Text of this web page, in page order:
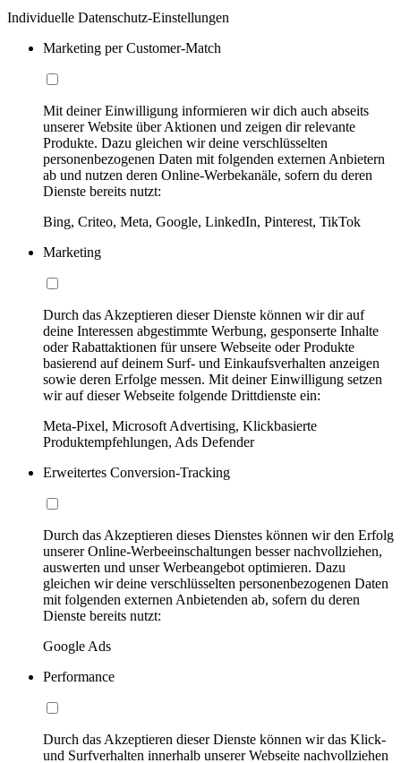
Individuelle Datenschutz-Einstellungen
Marketing per Customer-Match
Mit deiner Einwilligung informieren wir dich auch abseits
unserer Website über Aktionen und zeigen dir relevante
Produkte. Dazu gleichen wir deine verschlüsselten
personenbezogenen Daten mit folgenden externen Anbietern
ab und nutzen deren Online-Werbekanäle, sofern du deren
Dienste bereits nutzt:
Bing, Criteo, Meta, Google, LinkedIn, Pinterest, TikTok
Marketing
Durch das Akzeptieren dieser Dienste können wir dir auf
deine Interessen abgestimmte Werbung, gesponserte Inhalte
oder Rabattaktionen für unsere Webseite oder Produkte
basierend auf deinem Surf- und Einkaufsverhalten anzeigen
sowie deren Erfolge messen. Mit deiner Einwilligung setzen
wir auf dieser Webseite folgende Drittdienste ein:
Meta-Pixel, Microsoft Advertising, Klickbasierte
Produktempfehlungen, Ads Defender
Erweitertes Conversion-Tracking
Durch das Akzeptieren dieses Dienstes können wir den Erfolg
unserer Online-Werbeeinschaltungen besser nachvollziehen,
auswerten und unser Werbeangebot optimieren. Dazu
gleichen wir deine verschlüsselten personenbezogenen Daten
mit folgenden externen Anbietenden ab, sofern du deren
Dienste bereits nutzt:
Google Ads
Performance
Durch das Akzeptieren dieser Dienste können wir das Klick-
und Surfverhalten innerhalb unserer Webseite nachvollziehen